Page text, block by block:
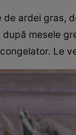
ardei gras,
mesele
Le